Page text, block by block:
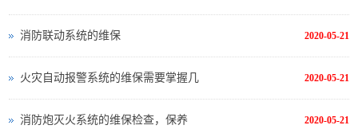
2020-05-21
消防联动系统的维保
2020-05-21
火灾自动报警系统的维保需要掌握几
2020-05-21
消防炮灭火系统的维保检查，保养